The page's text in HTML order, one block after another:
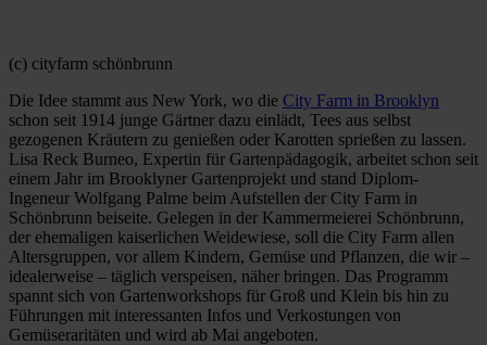
(c) cityfarm schönbrunn
Die Idee stammt aus New York, wo die City Farm in Brooklyn
schon seit 1914 junge Gärtner dazu einlädt, Tees aus selbst
gezogenen Kräutern zu genießen oder Karotten sprießen zu lassen.
Lisa Reck Burneo, Expertin für Gartenpädagogik, arbeitet schon seit
einem Jahr im Brooklyner Gartenprojekt und stand Diplom-
Ingeneur Wolfgang Palme beim Aufstellen der City Farm in
Schönbrunn beiseite. Gelegen in der Kammermeierei Schönbrunn,
der ehemaligen kaiserlichen Weidewiese, soll die City Farm allen
Altersgruppen, vor allem Kindern, Gemüse und Pflanzen, die wir –
idealerweise – täglich verspeisen, näher bringen. Das Programm
spannt sich von Gartenworkshops für Groß und Klein bis hin zu
Führungen mit interessanten Infos und Verkostungen von
Gemüseraritäten und wird ab Mai angeboten.